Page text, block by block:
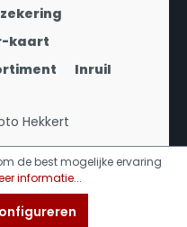
kaart
Inruil
Hekkert
de best mogelijke ervaring
informatie...